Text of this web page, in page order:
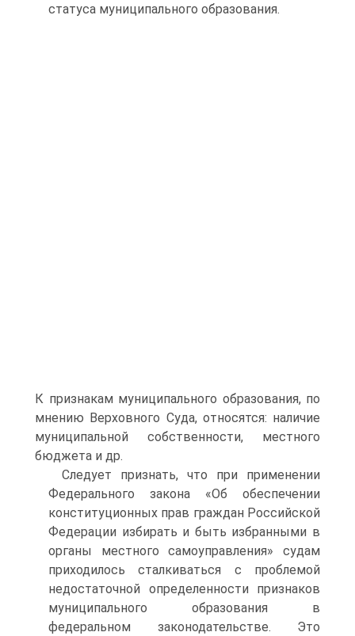
статуса муниципального образования.
К признакам муниципального образования, по
мнению Верховного Суда, относятся: наличие
муниципальной собственности, местного
бюджета и др.
Следует признать, что при применении
Федерального закона «Об обеспечении
конституционных прав граждан Российской
Федерации избирать и быть избранными в
органы местного самоуправления» судам
приходилось сталкиваться с проблемой
недостаточной определенности признаков
муниципального образования в
федеральном законодательстве. Это